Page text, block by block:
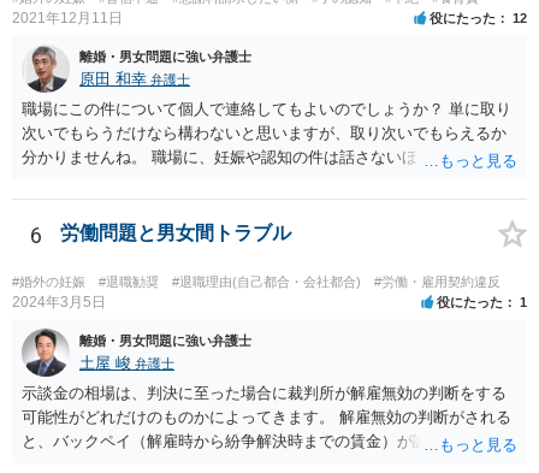
2021年12月11日 役にたった 12
離婚・男女問題に強い弁護士
原田 和幸 弁護士
職場にこの件について個人で連絡してもよいのでしょうか？ 単に取り
次いでもらうだけなら構わないと思いますが、取り次いでもらえるか
分かりませんね。 職場に、妊娠や認知の件は話さないほうがよいと思
難しいと思われれば、弁護士に入ってもらうことも検討されてくださ
い。 一度、お近くの弁護士に相談されてみてもよいと思います。
6 労働問題と男女間トラブル
#婚外の妊娠 #退職勧奨 #退職理由(自己都合・会社都合) #労働・雇用契約違反
2024年3月5日 役にたった 1
離婚・男女問題に強い弁護士
土屋 峻 弁護士
示談金の相場は、判決に至った場合に裁判所が解雇無効の判断をする
可能性がどれだけのものかによってきます。 解雇無効の判断がされる
と、バックペイ（解雇時から紛争解決時までの賃金）が認められるの